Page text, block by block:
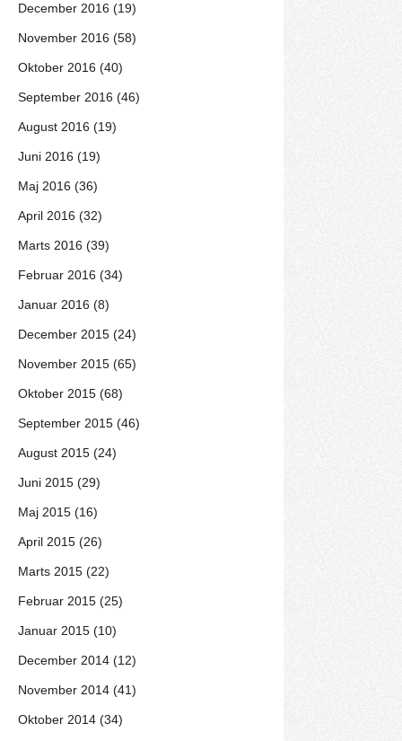
December 2016 (19)
November 2016 (58)
Oktober 2016 (40)
September 2016 (46)
August 2016 (19)
Juni 2016 (19)
Maj 2016 (36)
April 2016 (32)
Marts 2016 (39)
Februar 2016 (34)
Januar 2016 (8)
December 2015 (24)
November 2015 (65)
Oktober 2015 (68)
September 2015 (46)
August 2015 (24)
Juni 2015 (29)
Maj 2015 (16)
April 2015 (26)
Marts 2015 (22)
Februar 2015 (25)
Januar 2015 (10)
December 2014 (12)
November 2014 (41)
Oktober 2014 (34)